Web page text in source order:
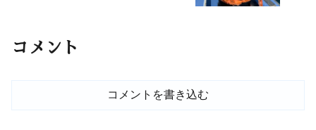
コメント
コメントを書き込む